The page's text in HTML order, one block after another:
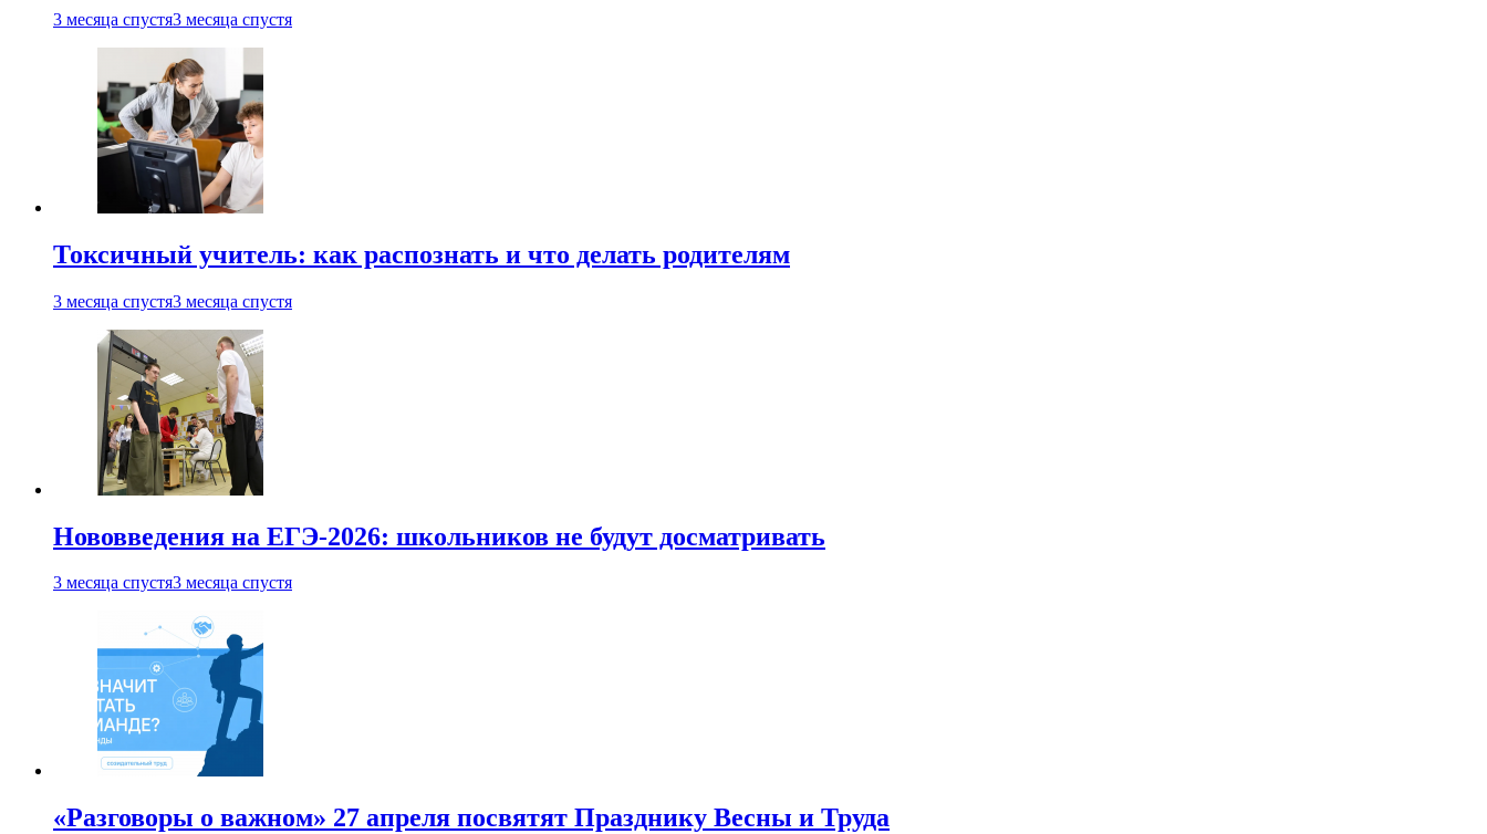
3 месяца спустя3 месяца спустя
Токсичный учитель: как распознать и что делать родителям
3 месяца спустя3 месяца спустя
Нововведения на ЕГЭ-2026: школьников не будут досматривать
3 месяца спустя3 месяца спустя
«Разговоры о важном» 27 апреля посвятят Празднику Весны и Труда